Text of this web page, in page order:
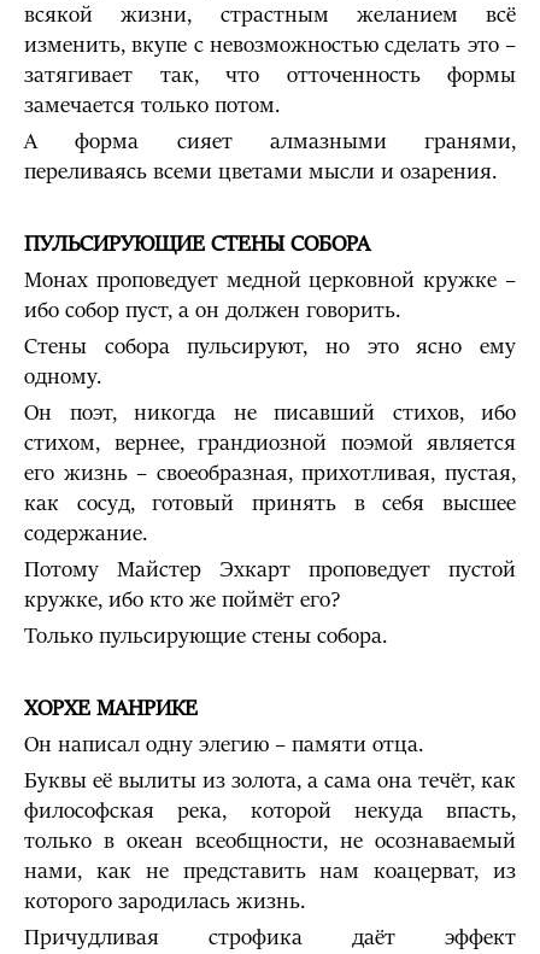
всякой жизни, страстным желанием всё
изменить, вкупе с невозможностью сделать это –
затягивает так, что отточенность формы
замечается только потом.
А форма сияет алмазными гранями,
переливаясь всеми цветами мысли и озарения.
ПУЛЬСИРУЮЩИЕ СТЕНЫ СОБОРА
Монах проповедует медной церковной кружке –
ибо собор пуст, а он должен говорить.
Стены собора пульсируют, но это ясно ему
одному.
Он поэт, никогда не писавший стихов, ибо
стихом, вернее, грандиозной поэмой является
его жизнь – своеобразная, прихотливая, пустая,
как сосуд, готовый принять в себя высшее
содержание.
Потому Майстер Эхкарт проповедует пустой
кружке, ибо кто же поймёт его?
Только пульсирующие стены собора.
ХОРХЕ МАНРИКЕ
Он написал одну элегию – памяти отца.
Буквы её вылиты из золота, а сама она течёт, как
философская река, которой некуда впасть,
только в океан всеобщности, не осознаваемый
нами, как не представить нам коацерват, из
которого зародилась жизнь.
Причудливая строфика даёт эффект